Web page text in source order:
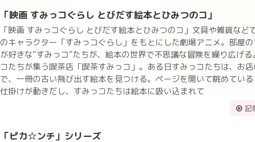
「映画 すみっコぐらし とびだす絵本とひみつのコ」
「映画 すみっコぐらし とびだす絵本とひみつのコ」文具や雑貨など
のキャラクター「すみっコぐらし」をもとにした劇場アニメ。部屋の
が好きな“すみっコ”たちが、絵本の世界で不思議な冒険を繰り広げる
コたちが集う喫茶店「喫茶すみっコ」。ある日すみっコたちは、お
で、一冊の古い飛び出す絵本を見つける。ページを開いて眺めてい
仕掛けが動きだし、すみっコたちは絵本に吸い込まれて
記
「ピカ☆ンチ」シリーズ